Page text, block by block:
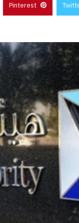
Pinterest